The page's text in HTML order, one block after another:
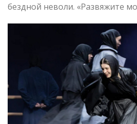
бездной неволи. «Развяжите